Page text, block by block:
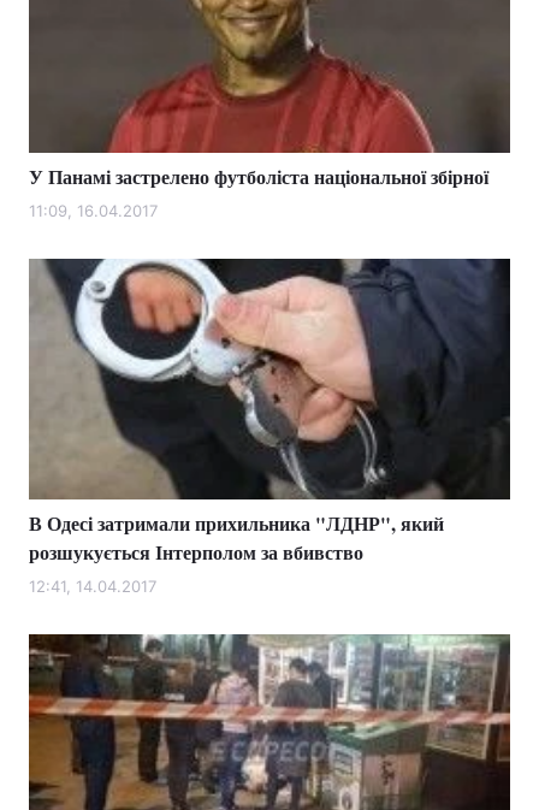
У Панамі застрелено футболіста національної збірної
11:09, 16.04.2017
В Одесі затримали прихильника "ЛДНР", який
розшукується Інтерполом за вбивство
12:41, 14.04.2017